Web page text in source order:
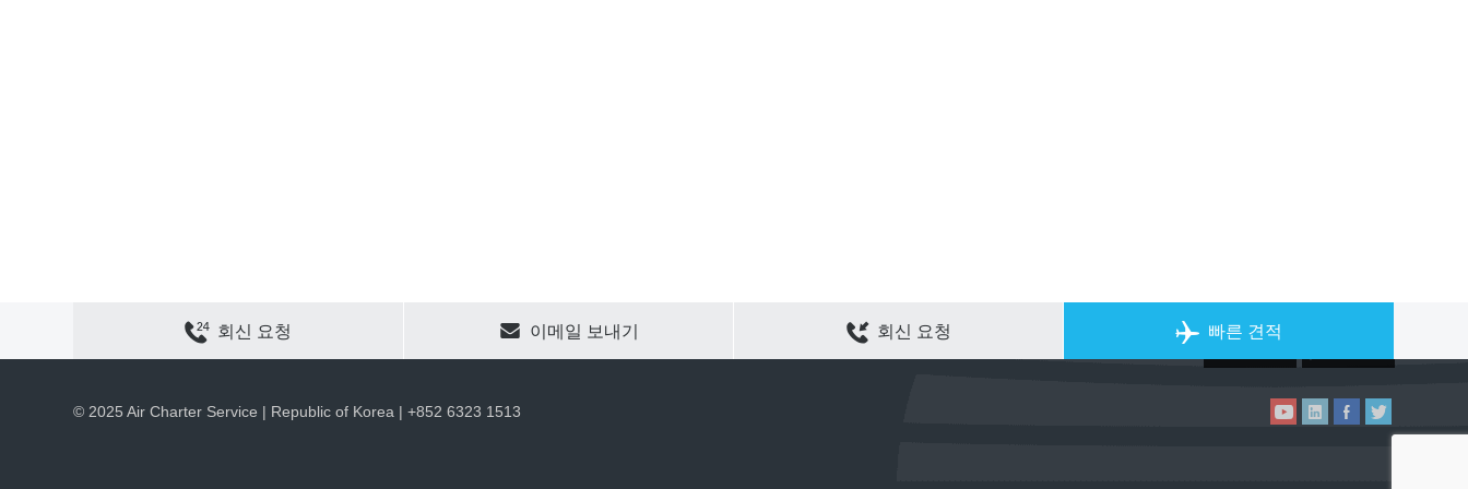
CLEAR SELECTION
회신 요청 이메일 보내기 회신 요청 빠른 견적
사이트 맵
ACS 웹 사이트
ACS on LinkedIn
ACS on Facebook
ACS on Twitter
© 2025 Air Charter Service | Republic of Korea | +852 6323 1513